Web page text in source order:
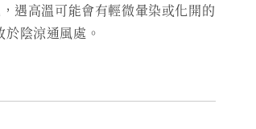
高溫可能會有輕微暈染或化開的
陰涼通風處。